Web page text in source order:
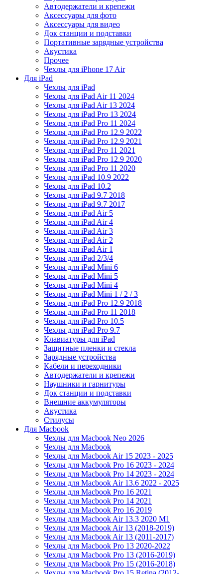
Автодержатели и крепежи
Аксессуары для фото
Аксессуары для видео
Док станции и подставки
Портативные зарядные устройства
Акустика
Прочее
Чехлы для iPhone 17 Air
Для iPad
Чехлы для iPad
Чехлы для iPad Air 11 2024
Чехлы для iPad Air 13 2024
Чехлы для iPad Pro 13 2024
Чехлы для iPad Pro 11 2024
Чехлы для iPad Pro 12.9 2022
Чехлы для iPad Pro 12.9 2021
Чехлы для iPad Pro 11 2021
Чехлы для iPad Pro 12.9 2020
Чехлы для iPad Pro 11 2020
Чехлы для iPad 10.9 2022
Чехлы для iPad 10.2
Чехлы для iPad 9.7 2018
Чехлы для iPad 9.7 2017
Чехлы для iPad Air 5
Чехлы для iPad Air 4
Чехлы для iPad Air 3
Чехлы для iPad Air 2
Чехлы для iPad Air 1
Чехлы для iPad 2/3/4
Чехлы для iPad Mini 6
Чехлы для iPad Mini 5
Чехлы для iPad Mini 4
Чехлы для iPad Mini 1 / 2 / 3
Чехлы для iPad Pro 12.9 2018
Чехлы для iPad Pro 11 2018
Чехлы для iPad Pro 10.5
Чехлы для iPad Pro 9.7
Клавиатуры для iPad
Защитные пленки и стекла
Зарядные устройства
Кабели и переходники
Автодержатели и крепежи
Наушники и гарнитуры
Док станции и подставки
Внешние аккумуляторы
Акустика
Стилусы
Для Macbook
Чехлы для Macbook Neo 2026
Чехлы для Macbook
Чехлы для Macbook Air 15 2023 - 2025
Чехлы для Macbook Pro 16 2023 - 2024
Чехлы для Macbook Pro 14 2023 - 2024
Чехлы для Macbook Air 13.6 2022 - 2025
Чехлы для Macbook Pro 16 2021
Чехлы для Macbook Pro 14 2021
Чехлы для Macbook Pro 16 2019
Чехлы для Macbook Air 13.3 2020 M1
Чехлы для Macbook Air 13 (2018-2019)
Чехлы для Macbook Air 13 (2011-2017)
Чехлы для Macbook Pro 13 2020-2022
Чехлы для Macbook Pro 13 (2016-2019)
Чехлы для Macbook Pro 15 (2016-2018)